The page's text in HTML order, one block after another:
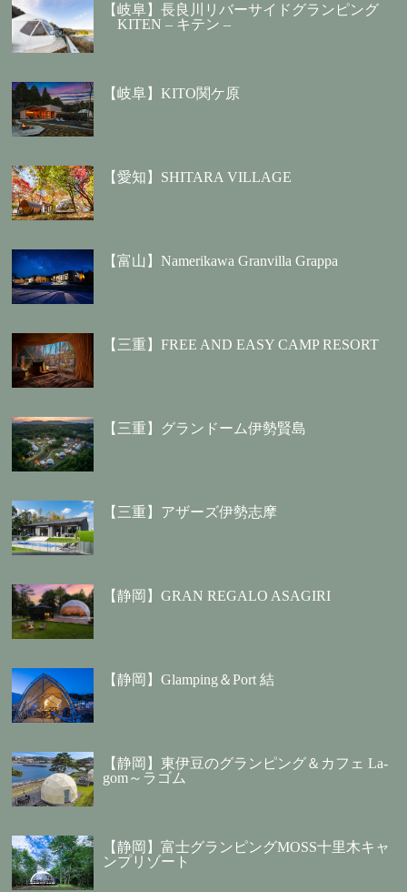
【岐阜】長良川リバーサイドグランピング
KITEN – キテン –
【岐阜】KITO関ケ原
【愛知】SHITARA VILLAGE
【富山】Namerikawa Granvilla Grappa
【三重】FREE AND EASY CAMP RESORT
【三重】グランドーム伊勢賢島
【三重】アザーズ伊勢志摩
【静岡】GRAN REGALO ASAGIRI
【静岡】Glamping＆Port 結
【静岡】東伊豆のグランピング＆カフェ La-
gom～ラゴム
【静岡】富士グランピングMOSS十里木キャ
ンプリゾート